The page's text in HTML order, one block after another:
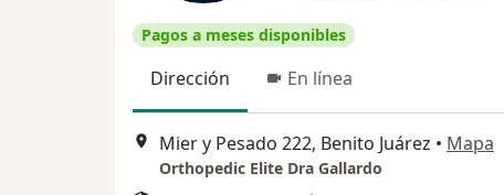
Pagos a meses disponibles
Dirección En línea
Mier y Pesado 222, Benito Juárez • Mapa
Orthopedic Elite Dra Gallardo